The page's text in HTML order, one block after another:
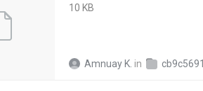
10 KB
Amnuay K. in